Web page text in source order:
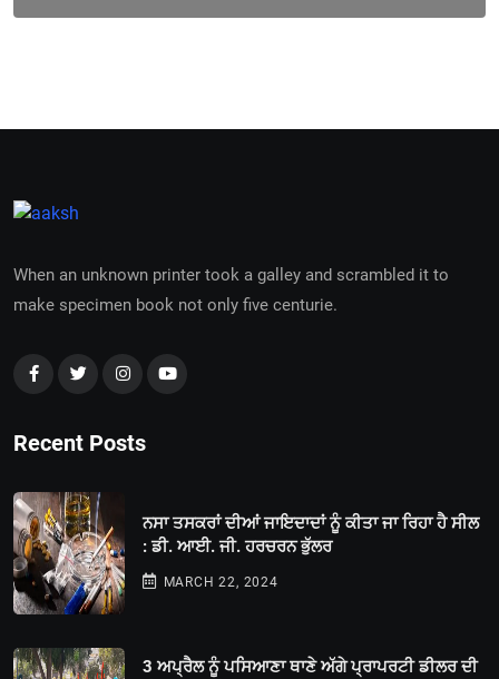
When an unknown printer took a galley and scrambled it to
make specimen book not only five centurie.
Recent Posts
ਨਸਾ ਤਸਕਰਾਂ ਦੀਆਂ ਜਾਇਦਾਦਾਂ ਨੂੰ ਕੀਤਾ ਜਾ ਰਿਹਾ ਹੈ ਸੀਲ
: ਡੀ. ਆਈ. ਜੀ. ਹਰਚਰਨ ਭੁੱਲਰ
MARCH 22, 2024
3 ਅਪ੍ਰੈਲ ਨੂੰ ਪਸਿਆਣਾ ਥਾਣੇ ਅੱਗੇ ਪ੍ਰਾਪਰਟੀ ਡੀਲਰ ਦੀ